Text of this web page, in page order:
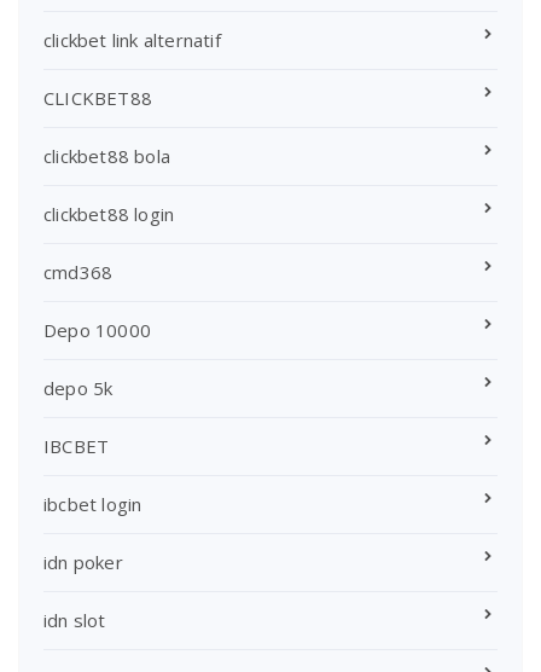
clickbet link alternatif
CLICKBET88
clickbet88 bola
clickbet88 login
cmd368
Depo 10000
depo 5k
IBCBET
ibcbet login
idn poker
idn slot